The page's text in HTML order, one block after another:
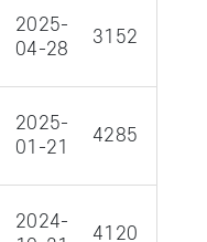
2025-
04-28
3152
2025-
01-21
4285
2024-
4120